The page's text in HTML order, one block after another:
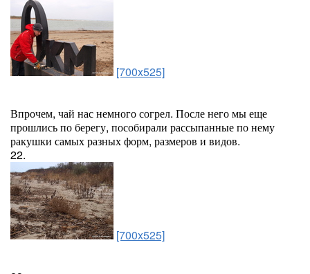
[700x525]
Впрочем, чай нас немного согрел. После него мы еще
прошлись по берегу, пособирали рассыпанные по нему
ракушки самых разных форм, размеров и видов.
22.
[700x525]